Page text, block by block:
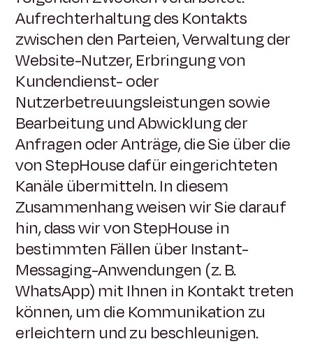
Aufrechterhaltung des Kontakts
zwischen den Parteien, Verwaltung der
Website-Nutzer, Erbringung von
Kundendienst- oder
Nutzerbetreuungsleistungen sowie
Bearbeitung und Abwicklung der
Anfragen oder Anträge, die Sie über die
von StepHouse dafür eingerichteten
Kanäle übermitteln. In diesem
Zusammenhang weisen wir Sie darauf
hin, dass wir von StepHouse in
bestimmten Fällen über Instant-
Messaging-Anwendungen (z. B.
WhatsApp) mit Ihnen in Kontakt treten
können, um die Kommunikation zu
erleichtern und zu beschleunigen.